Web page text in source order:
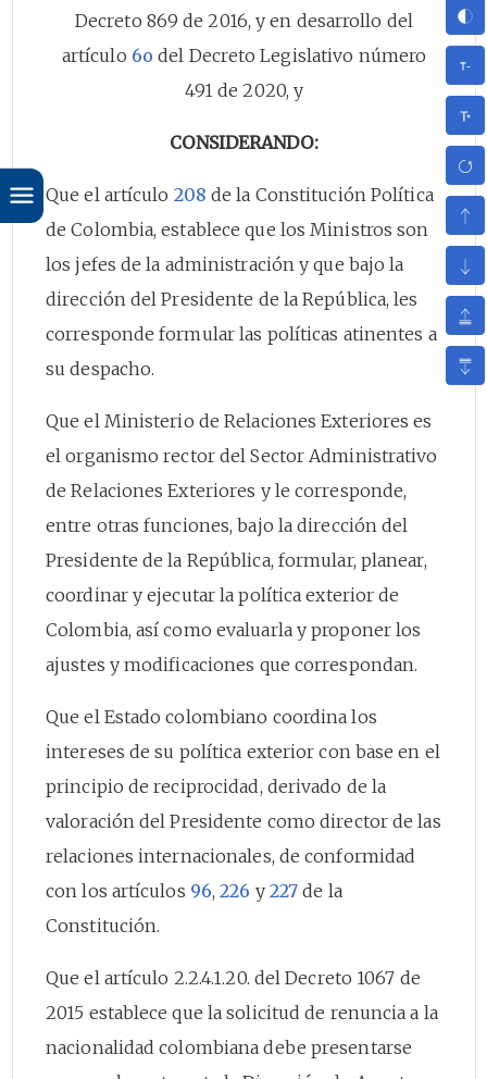
Decreto 869 de 2016, y en desarrollo del
artículo 6o del Decreto Legislativo número
491 de 2020, y
CONSIDERANDO:
Que el artículo 208 de la Constitución Política
de Colombia, establece que los Ministros son
los jefes de la administración y que bajo la
dirección del Presidente de la República, les
corresponde formular las políticas atinentes a
su despacho.
Que el Ministerio de Relaciones Exteriores es
el organismo rector del Sector Administrativo
de Relaciones Exteriores y le corresponde,
entre otras funciones, bajo la dirección del
Presidente de la República, formular, planear,
coordinar y ejecutar la política exterior de
Colombia, así como evaluarla y proponer los
ajustes y modificaciones que correspondan.
Que el Estado colombiano coordina los
intereses de su política exterior con base en el
principio de reciprocidad, derivado de la
valoración del Presidente como director de las
relaciones internacionales, de conformidad
con los artículos 96,226 y 227 de la
Constitución.
Que el artículo 2.2.4.1.20. del Decreto 1067 de
2015 establece que la solicitud de renuncia a la
nacionalidad colombiana debe presentarse